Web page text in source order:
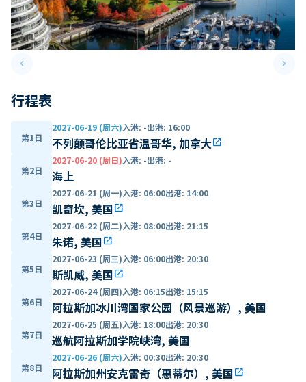
keyboard_arrow_leftPrevious slide keyboard_arrow_right
行程表
第1日
2027-06-19 (周六)入港: -出港: 16:00
不列颠哥伦比亚省温哥华, 加拿大open_in_new
第2日
2027-06-20 (周日)入港: -出港: -
海上
第3日
2027-06-21 (周一)入港: 06:00出港: 14:00
凯奇坎, 美国open_in_new
第4日
2027-06-22 (周二)入港: 08:00出港: 21:15
朱诺, 美国open_in_new
第5日
2027-06-23 (周三)入港: 06:00出港: 20:30
斯凯威, 美国open_in_new
第6日
2027-06-24 (周四)入港: 06:15出港: 15:15
阿拉斯加冰川湾国家公园（风景巡游）, 美国
第7日
2027-06-25 (周五)入港: 18:00出港: 20:30
巡航阿拉斯加学院峡湾, 美国
第8日
2027-06-26 (周六)入港: 00:30出港: 20:30
阿拉斯加州安克雷奇（惠蒂尔）, 美国open_in_new